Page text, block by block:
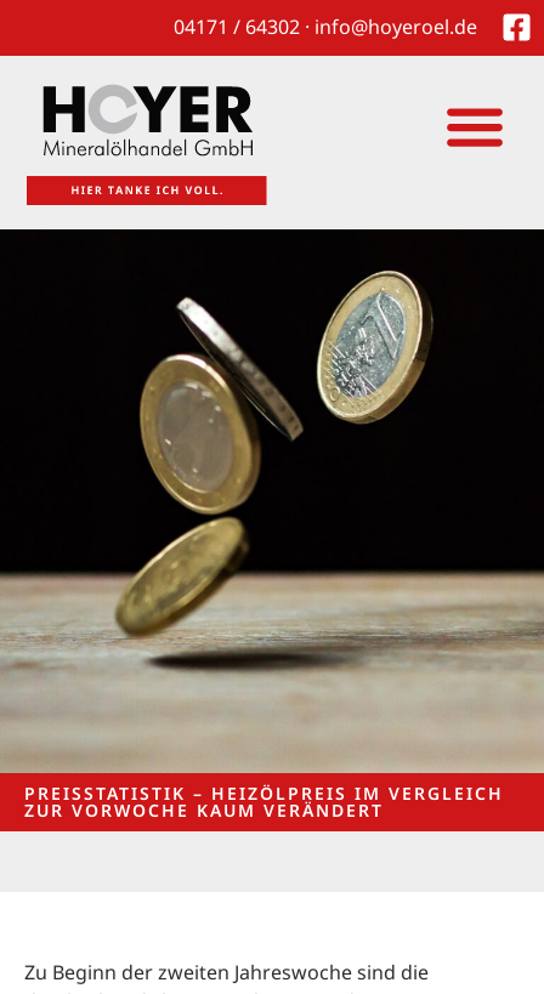
04171 / 64302 · info@hoyeroel.de
PREISSTATISTIK – HEIZÖLPREIS IM VERGLEICH
ZUR VORWOCHE KAUM VERÄNDERT
Zu Beginn der zweiten Jahreswoche sind die